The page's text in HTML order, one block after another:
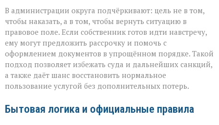
В администрации округа подчёркивают: цель не в том,
чтобы наказать, а в том, чтобы вернуть ситуацию в
правовое поле. Если собственник готов идти навстречу,
ему могут предложить рассрочку и помочь с
оформлением документов в упрощённом порядке. Такой
подход позволяет избежать суда и дальнейших санкций,
а также даёт шанс восстановить нормальное
пользование услугой без дополнительных потерь.
Бытовая логика и официальные правила